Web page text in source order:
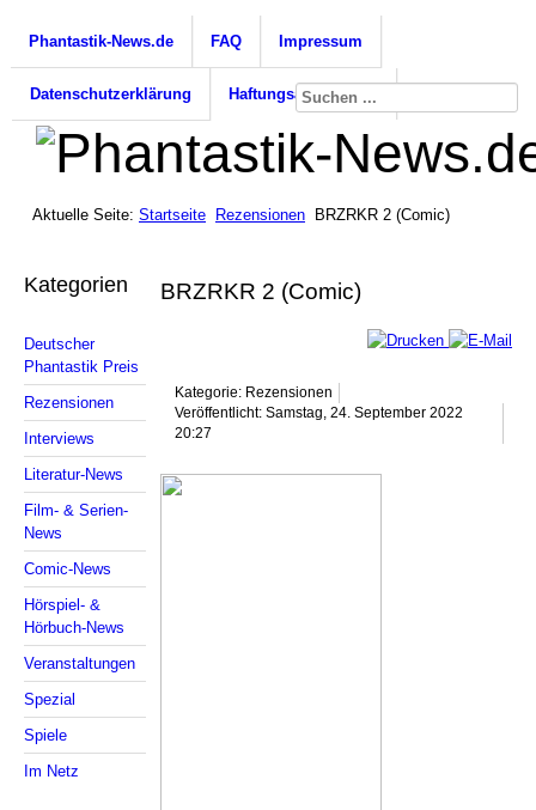
Phantastik-News.de FAQ Impressum
Datenschutzerklärung Haftungsausschluss
Aktuelle Seite: Startseite Rezensionen BRZRKR 2 (Comic)
Kategorien
Deutscher
Phantastik Preis
Rezensionen
Interviews
Literatur-News
Film- & Serien-
News
Comic-News
Hörspiel- &
Hörbuch-News
Veranstaltungen
Spezial
Spiele
Im Netz
BRZRKR 2 (Comic)
Kategorie: Rezensionen
Veröffentlicht: Samstag, 24. September 2022
20:27